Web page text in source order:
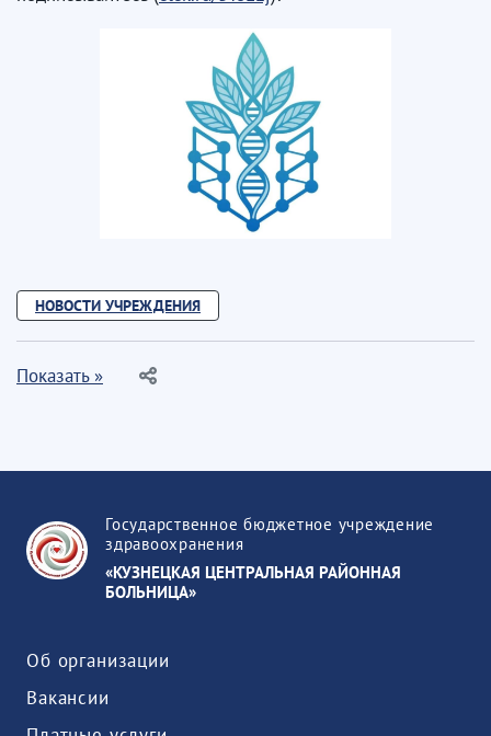
НОВОСТИ УЧРЕЖДЕНИЯ
Показать »
Государственное бюджетное учреждение
здравоохранения
«КУЗНЕЦКАЯ ЦЕНТРАЛЬНАЯ РАЙОННАЯ
БОЛЬНИЦА»
Об организации
Вакансии